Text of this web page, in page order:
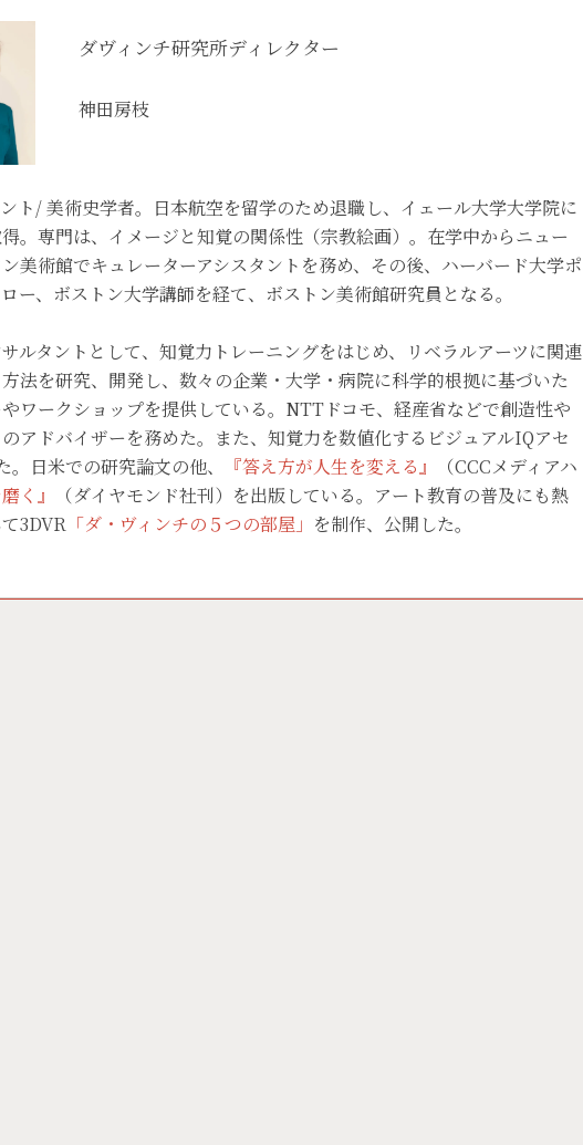
ダヴィンチ研究所ディレクター
神田房枝
ト/ 美術史学者。日本航空を留学のため退職し、イェール大学大学院に
。専門は、イメージと知覚の関係性（宗教絵画）。在学中からニュー
美術館でキュレーターアシスタントを務め、その後、ハーバード大学ポ
ー、ボストン大学講師を経て、ボストン美術館研究員となる。
ルタントとして、知覚力トレーニングをはじめ、リベラルアーツに関連
法を研究、開発し、数々の企業・大学・病院に科学的根拠に基づいた
ワークショップを提供している。NTTドコモ、経産省などで創造性や
アドバイザーを務めた。また、知覚力を数値化するビジュアルIQアセ
日米での研究論文の他、
『答え方が人生を変える』
（CCCメディアハ
く』
（ダイヤモンド社刊）を出版している。アート教育の普及にも熱
3DVR 「ダ・ヴィンチの５つの部屋」 を制作、公開した。